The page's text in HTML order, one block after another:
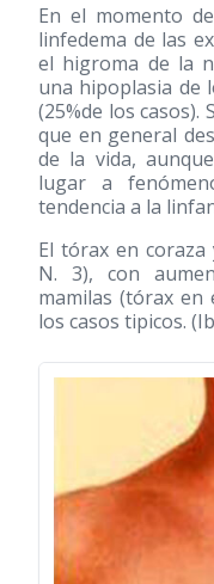
En el momento
linfedema de las
el higroma de la
una hipoplasia de
(25%de los
que en general
de la vida,
lugar a
tendencia a la
El tórax en
N. 3), con
mamilas (tórax en
los casos tipicos.